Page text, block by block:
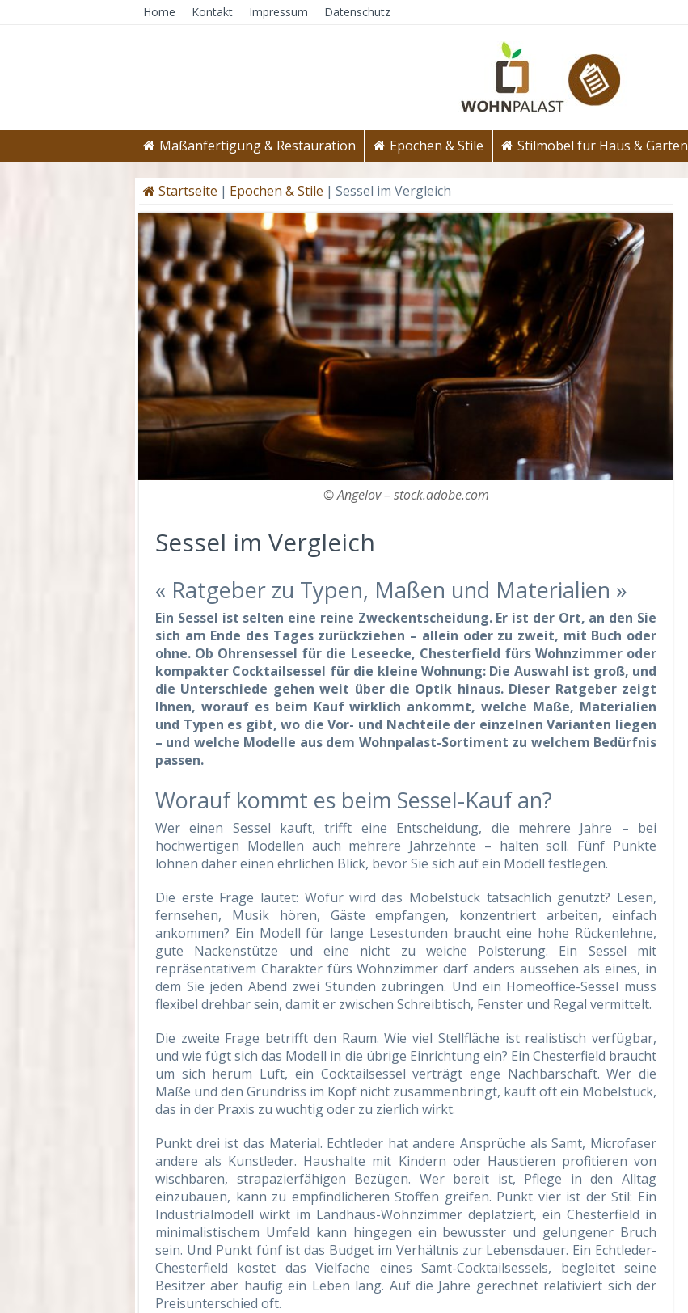
Home Kontakt Impressum Datenschutz
Maßanfertigung & Restauration Epochen & Stile Stilmöbel für Haus & Garten
Startseite | Epochen & Stile | Sessel im Vergleich
© Angelov – stock.adobe.com
Sessel im Vergleich
« Ratgeber zu Typen, Maßen und Materialien »
Ein Sessel ist selten eine reine Zweckentscheidung. Er ist der Ort, an den Sie
sich am Ende des Tages zurückziehen – allein oder zu zweit, mit Buch oder
ohne. Ob Ohrensessel für die Leseecke, Chesterfield fürs Wohnzimmer oder
kompakter Cocktailsessel für die kleine Wohnung: Die Auswahl ist groß, und
die Unterschiede gehen weit über die Optik hinaus. Dieser Ratgeber zeigt
Ihnen, worauf es beim Kauf wirklich ankommt, welche Maße, Materialien
und Typen es gibt, wo die Vor- und Nachteile der einzelnen Varianten liegen
– und welche Modelle aus dem Wohnpalast-Sortiment zu welchem Bedürfnis
passen.
Worauf kommt es beim Sessel-Kauf an?
Wer einen Sessel kauft, trifft eine Entscheidung, die mehrere Jahre – bei
hochwertigen Modellen auch mehrere Jahrzehnte – halten soll. Fünf Punkte
lohnen daher einen ehrlichen Blick, bevor Sie sich auf ein Modell festlegen.
Die erste Frage lautet: Wofür wird das Möbelstück tatsächlich genutzt? Lesen,
fernsehen, Musik hören, Gäste empfangen, konzentriert arbeiten, einfach
ankommen? Ein Modell für lange Lesestunden braucht eine hohe Rückenlehne,
gute Nackenstütze und eine nicht zu weiche Polsterung. Ein Sessel mit
repräsentativem Charakter fürs Wohnzimmer darf anders aussehen als eines, in
dem Sie jeden Abend zwei Stunden zubringen. Und ein Homeoffice-Sessel muss
flexibel drehbar sein, damit er zwischen Schreibtisch, Fenster und Regal vermittelt.
Die zweite Frage betrifft den Raum. Wie viel Stellfläche ist realistisch verfügbar,
und wie fügt sich das Modell in die übrige Einrichtung ein? Ein Chesterfield braucht
um sich herum Luft, ein Cocktailsessel verträgt enge Nachbarschaft. Wer die
Maße und den Grundriss im Kopf nicht zusammenbringt, kauft oft ein Möbelstück,
das in der Praxis zu wuchtig oder zu zierlich wirkt.
Punkt drei ist das Material. Echtleder hat andere Ansprüche als Samt, Microfaser
andere als Kunstleder. Haushalte mit Kindern oder Haustieren profitieren von
wischbaren, strapazierfähigen Bezügen. Wer bereit ist, Pflege in den Alltag
einzubauen, kann zu empfindlicheren Stoffen greifen. Punkt vier ist der Stil: Ein
Industrialmodell wirkt im Landhaus-Wohnzimmer deplatziert, ein Chesterfield in
minimalistischem Umfeld kann hingegen ein bewusster und gelungener Bruch
sein. Und Punkt fünf ist das Budget im Verhältnis zur Lebensdauer. Ein Echtleder-
Chesterfield kostet das Vielfache eines Samt-Cocktailsessels, begleitet seine
Besitzer aber häufig ein Leben lang. Auf die Jahre gerechnet relativiert sich der
Preisunterschied oft.